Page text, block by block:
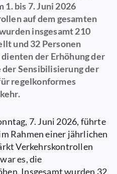
bis 7. Juni 2026
auf dem gesamten
insgesamt 210
und 32 Personen
der Erhöhung der
Sensibilisierung der
regelkonformes
7. Juni 2026, führte
Rahmen einer jährlichen
Verkehrskontrollen
es, die
Insgesamt wurden 32